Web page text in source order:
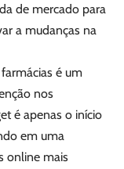
de mercado para
a mudanças na
é um
nos
é apenas o início
em uma
online mais